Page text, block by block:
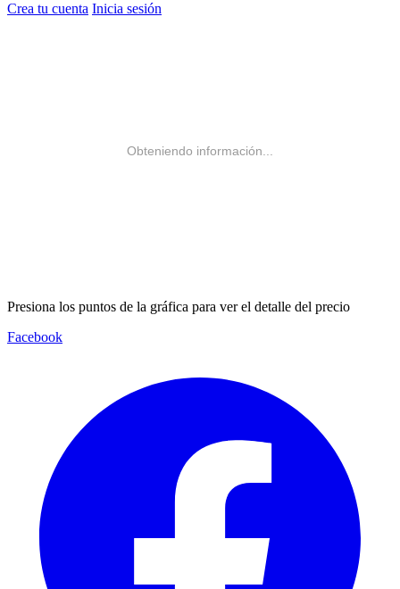
Crea tu cuenta Inicia sesión
Obteniendo información...
Presiona los puntos de la gráfica para ver el detalle del precio
Facebook